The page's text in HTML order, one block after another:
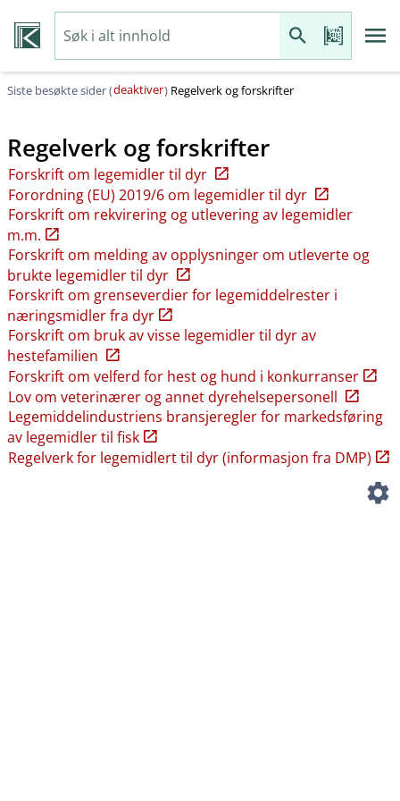
Siste besøkte sider (deaktiver) Regelverk og forskrifter
Regelverk og forskrifter
Forskrift om legemidler til dyr
Forordning (EU) 2019/6 om legemidler til dyr
Forskrift om rekvirering og utlevering av legemidler
m.m.
Forskrift om melding av opplysninger om utleverte og
brukte legemidler til dyr
Forskrift om grenseverdier for legemiddelrester i
næringsmidler fra dyr
Forskrift om bruk av visse legemidler til dyr av
hestefamilien
Forskrift om velferd for hest og hund i konkurranser
Lov om veterinærer og annet dyrehelsepersonell
Legemiddelindustriens bransjeregler for markedsføring
av legemidler til fisk
Regelverk for legemidlert til dyr (informasjon fra DMP)